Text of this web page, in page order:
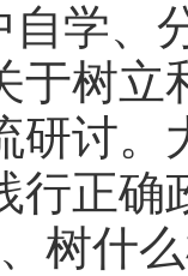
学、
于树
研讨。
行正确
树什